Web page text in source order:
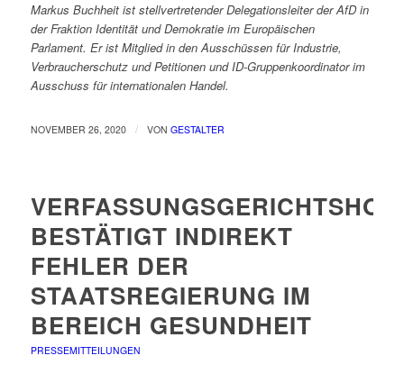
Markus Buchheit ist stellvertretender Delegationsleiter der AfD in
der Fraktion Identität und Demokratie im Europäischen
Parlament. Er ist Mitglied in den Ausschüssen für Industrie,
Verbraucherschutz und Petitionen und ID-Gruppenkoordinator im
Ausschuss für internationalen Handel.
NOVEMBER 26, 2020 / VON GESTALTER
VERFASSUNGSGERICHTSHOF
BESTÄTIGT INDIREKT
FEHLER DER
STAATSREGIERUNG IM
BEREICH GESUNDHEIT
PRESSEMITTEILUNGEN